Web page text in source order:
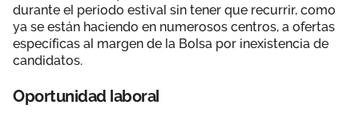
durante el periodo estival sin tener que recurrir, como
ya se están haciendo en numerosos centros, a ofertas
específicas al margen de la Bolsa por inexistencia de
candidatos.
Oportunidad laboral